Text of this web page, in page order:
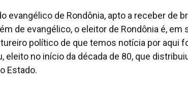
evangélico de Rondônia, apto a receber de
de evangélico, o eleitor de Rondônia é, em
político de que temos notícia por aqui
eleito no início da década de 80, que
Estado.